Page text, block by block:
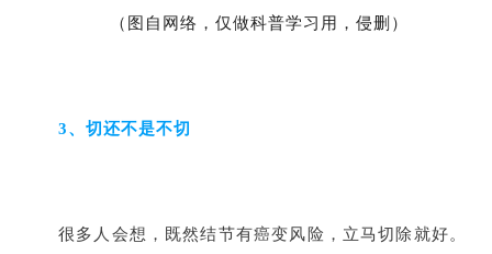
（图自网络，仅做科普学习用，侵删）
3、切还不是不切
很多人会想，既然结节有癌变风险，立马切除就好。